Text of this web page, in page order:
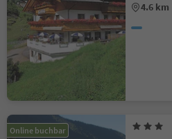
4.6 km
Online buchbar